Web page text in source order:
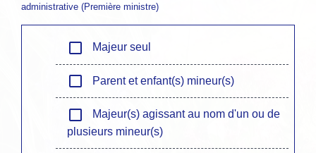
administrative (Première ministre)
check_box_outline_blank Majeur seul
check_box_outline_blank Parent et enfant(s) mineur(s)
check_box_outline_blank
Majeur(s) agissant au nom d'un ou de
plusieurs mineur(s)